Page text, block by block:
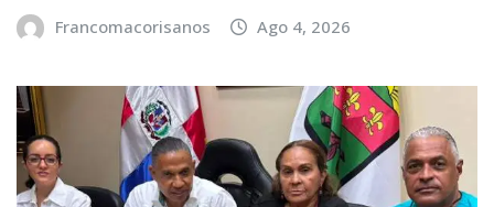
Francomacorisanos Ago 4, 2026